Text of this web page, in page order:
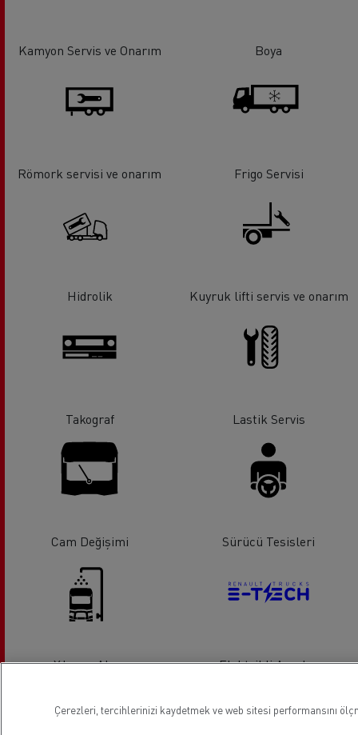
Kamyon Servis ve Onarım Boya
Römork servisi ve onarım Frigo Servisi
Hidrolik Kuyruk lifti servis ve onarım
Takograf Lastik Servis
Cam Değişimi Sürücü Tesisleri
Yıkama Alanı Elektrikli Araçlar
Lokasyon
Çerezleri, tercihlerinizi kaydetmek ve web sitesi performansını